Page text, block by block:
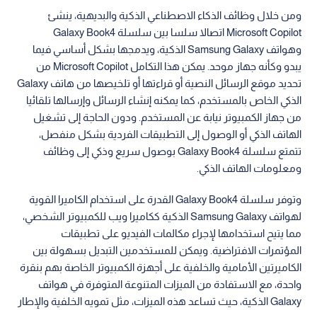
ومن خلال وظائف الذكاء الاصطناعي الذكية والبديهية، ينشئ
Microsoft Copilot اتصالا سلسا بين سلسلة Galaxy Book4
وهواتف Samsung Galaxy الذكية، ويدمجها بشكل أساسي فيما
يبدو وكأنه جهاز موحد. يمكن هذا التكامل Microsoft Copilot من
تحديد موقع الرسائل النصية أو قراءتها أو تلخيصها من هاتف Galaxy
الذكي الخاص بالمستخدم، كما يمكنه إنشاء الرسائل وإرسالها تلقائيا
من جهاز الكمبيوتر نيابة عن المستخدم. ودون الحاجة إلى تشغيل
الهاتف الذكي أو الوصول إلى التطبيقات الفردية بشكل منفصل،
تتمتع سلسلة Galaxy Book4 بوصول سريع وذكي إلى وظائف
ومعلومات الهاتف الذكي.
وتوفر سلسلة Galaxy Book4 القدرة على استخدام الكاميرا القوية
لهواتف Samsung Galaxy الذكية ككاميرا ويب للكمبيوتر الشخصي،
مما يتيح استخدامها لإجراء مكالمات الفيديو على تطبيقات
المؤتمرات الافتراضية. ويمكن للمستخدمين التبديل بسهولة بين
الكاميرتين الأمامية والخلفية على أجهزة الكمبيوتر الخاصة بهم بنقرة
واحدة، مع الاستفادة من الميزات المتنوعة المتوفرة في هواتف
Galaxy الذكية، حيث تساعد هذه الميزات، مثل تمويه الخلفية والإطار